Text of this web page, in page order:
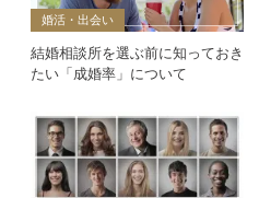
婚活・出会い
結婚相談所を選ぶ前に知っておき
たい「成婚率」について